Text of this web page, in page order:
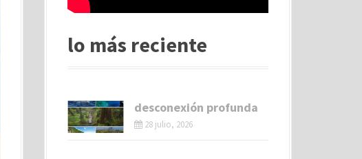
lo más reciente
desconexión profunda
28 julio, 2026